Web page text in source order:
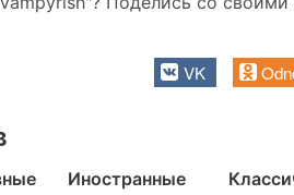
VK
Иностранные